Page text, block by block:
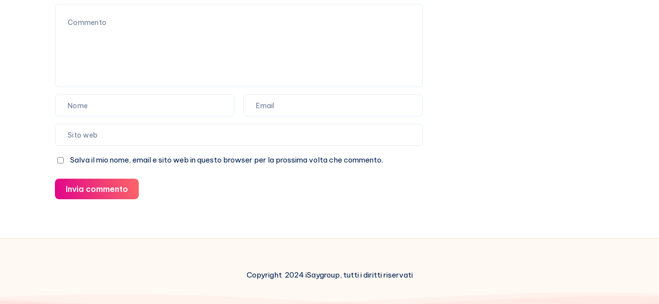
carpet
umani
Salva il mio nome, email e sito web in questo browser per la prossima volta che commento.
Invia commento
Copyright 2024 iSaygroup, tutti i diritti riservati